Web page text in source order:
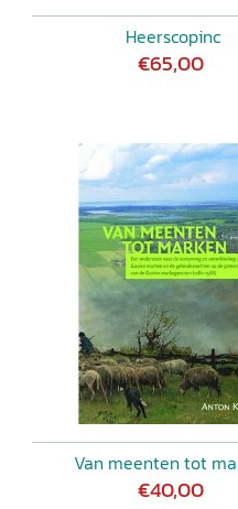
Heerscopinc
€65,00
Van meenten tot
€40,00